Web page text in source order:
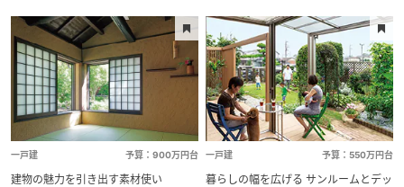
テクノロジー（住まいの性能）
建築事例・建築実例
デザイナーズギャラリー
インテリア
賃貸併用住宅
店舗・各種施設
土地活用モデルルーム見学
土地活用実例
ミサワリフォームとは
リフォームの流れ
リフォームメニュー
まちづくり
複合開発・投資開発
複合開発事業（ASMACI-アスマチ-）
再開発・官民連携事業
オーナーサポート
サポートメニュー
企業・IR情報
展示場・イベント情報
マンション 店舗・SOHO
部位
リビング・ダイニング
一戸建 予算：900万円台
建物の魅力を引き出す素材使い
一戸建 予算：550万円台
暮らしの幅を広げる サンルームとデッ